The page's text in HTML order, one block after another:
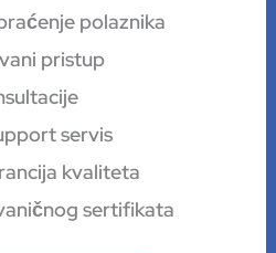
polaznika
pristup
servis
kvaliteta
sertifikata